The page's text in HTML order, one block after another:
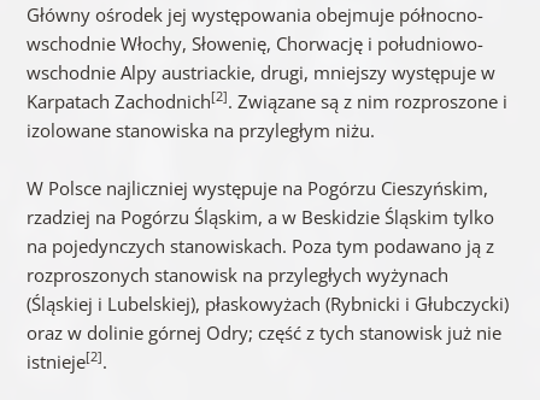
Główny ośrodek jej występowania obejmuje północno-
wschodnie Włochy, Słowenię, Chorwację i południowo-
wschodnie Alpy austriackie, drugi, mniejszy występuje w
Karpatach Zachodnich[2]. Związane są z nim rozproszone i
izolowane stanowiska na przyległym niżu.
W Polsce najliczniej występuje na Pogórzu Cieszyńskim,
rzadziej na Pogórzu Śląskim, a w Beskidzie Śląskim tylko
na pojedynczych stanowiskach. Poza tym podawano ją z
rozproszonych stanowisk na przyległych wyżynach
(Śląskiej i Lubelskiej), płaskowyżach (Rybnicki i Głubczycki)
oraz w dolinie górnej Odry; część z tych stanowisk już nie
istnieje[2].